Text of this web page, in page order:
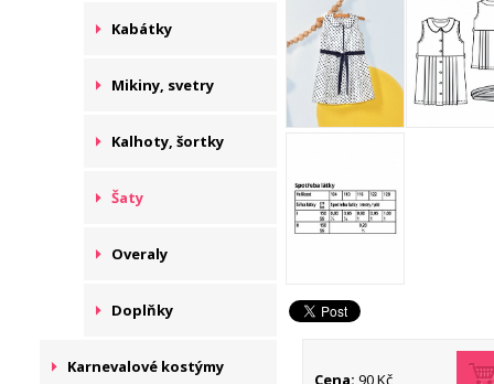
Kabátky
Mikiny, svetry
Kalhoty, šortky
Šaty
Overaly
Doplňky
Karnevalové kostýmy